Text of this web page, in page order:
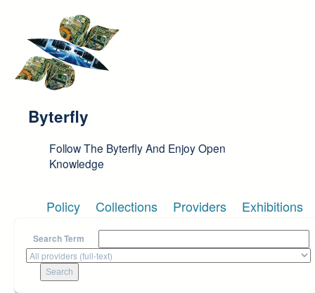
Byterfly
Follow The Byterfly And Enjoy Open
Knowledge
Policy Collections Providers Exhibitions
Search Term